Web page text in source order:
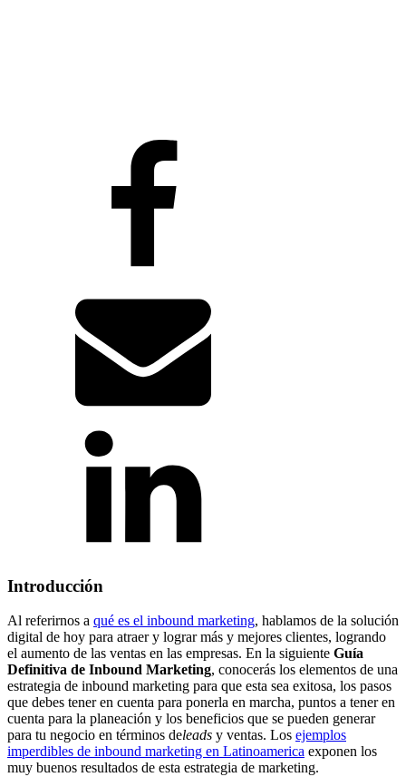
Introducción
Al referirnos a qué es el inbound marketing, hablamos de la solución
digital de hoy para atraer y lograr más y mejores clientes, logrando
el aumento de las ventas en las empresas. En la siguiente Guía
Definitiva de Inbound Marketing, conocerás los elementos de una
estrategia de inbound marketing para que esta sea exitosa, los pasos
que debes tener en cuenta para ponerla en marcha, puntos a tener en
cuenta para la planeación y los beneficios que se pueden generar
para tu negocio en términos deleads y ventas. Los ejemplos
imperdibles de inbound marketing en Latinoamerica exponen los
muy buenos resultados de esta estrategia de marketing.